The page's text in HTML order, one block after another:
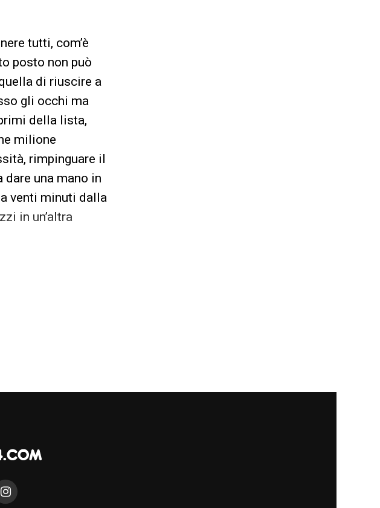
tutti, com’è
posto non può
di riuscire a
gli occhi ma
della lista,
milione
rimpinguare il
una mano in
venti minuti dalla
in un’altra